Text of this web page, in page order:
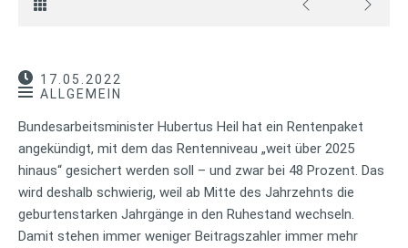
17.05.2022
ALLGEMEIN
Bundesarbeitsminister Hubertus Heil hat ein Rentenpaket
angekündigt, mit dem das Rentenniveau „weit über 2025
hinaus“ gesichert werden soll – und zwar bei 48 Prozent. Das
wird deshalb schwierig, weil ab Mitte des Jahrzehnts die
geburtenstarken Jahrgänge in den Ruhestand wechseln.
Damit stehen immer weniger Beitragszahler immer mehr